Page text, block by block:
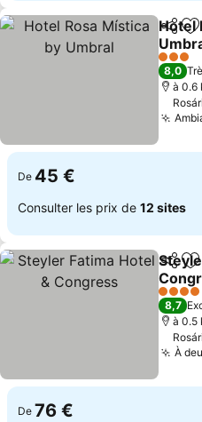
Hotel
3 Étoiles
8,0
à 0.6
De 45 €
Consulter les prix de 12 sites
4 Étoiles
8,7
à 0.5
À
De 76 €